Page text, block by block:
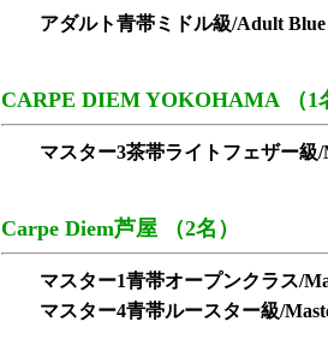
アダルト青帯ミドル級/Adult Blue
CARPE DIEM YOKOHAMA （1
マスター3茶帯ライトフェザー級/
Carpe Diem芦屋 （2名）
マスター1青帯オープンクラス/
マスター4青帯ルースター級/